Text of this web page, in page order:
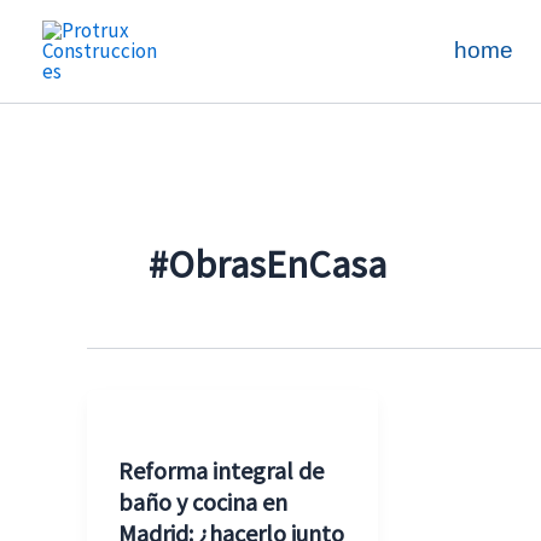
contenido
home
#ObrasEnCasa
Reforma integral de
baño y cocina en
Madrid: ¿hacerlo junto
de
baño